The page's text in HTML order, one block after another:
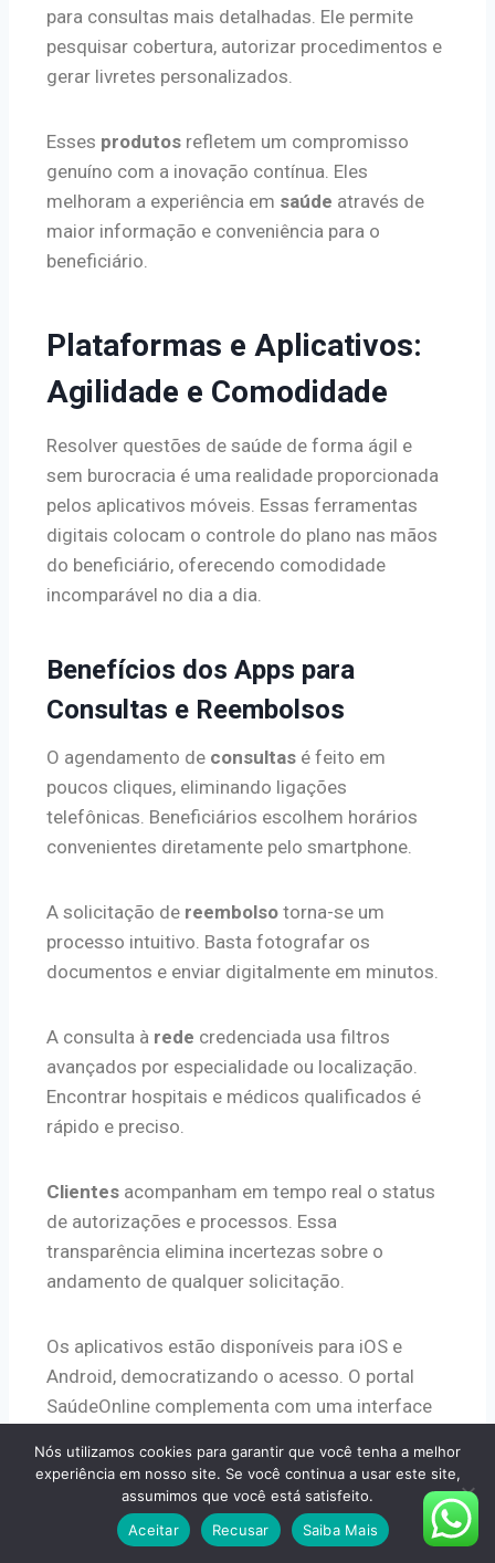
para consultas mais detalhadas. Ele permite
pesquisar cobertura, autorizar procedimentos e
gerar livretes personalizados.
Esses produtos refletem um compromisso
genuíno com a inovação contínua. Eles
melhoram a experiência em saúde através de
maior informação e conveniência para o
beneficiário.
Plataformas e Aplicativos:
Agilidade e Comodidade
Resolver questões de saúde de forma ágil e
sem burocracia é uma realidade proporcionada
pelos aplicativos móveis. Essas ferramentas
digitais colocam o controle do plano nas mãos
do beneficiário, oferecendo comodidade
incomparável no dia a dia.
Benefícios dos Apps para
Consultas e Reembolsos
O agendamento de consultas é feito em
poucos cliques, eliminando ligações
telefônicas. Beneficiários escolhem horários
convenientes diretamente pelo smartphone.
A solicitação de reembolso torna-se um
processo intuitivo. Basta fotografar os
documentos e enviar digitalmente em minutos.
A consulta à rede credenciada usa filtros
avançados por especialidade ou localização.
Encontrar hospitais e médicos qualificados é
rápido e preciso.
Clientes acompanham em tempo real o status
de autorizações e processos. Essa
transparência elimina incertezas sobre o
andamento de qualquer solicitação.
Os aplicativos estão disponíveis para iOS e
Android, democratizando o acesso. O portal
SaúdeOnline complementa com uma interface
A combinação de apps e portal garante
múltiplos canais digitais. Cada beneficiário
Nós utilizamos cookies para garantir que você tenha a melhor
experiência em nosso site. Se você continua a usar este site,
assumimos que você está satisfeito.
Aceitar
Recusar Saiba Mais